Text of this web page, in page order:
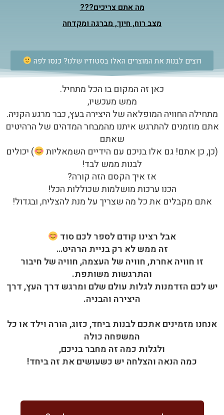
מה אתם צריכים???
מצב רוח, חיוך, מברגה ומקדחה
רוצים לבנות את המוצרים האלו בסטודיו שלנו? כנסו לפה
כאן זה המקום בו הכל מתחיל.
ממש מעכשיו,
מתחילה החוויה המופלאה של היצירה בעץ, כבר מרגע הקניה.
אתם מוזמנים להתרגש איתנו מהמבחר המדהים של הרהיטים
שאתם
(כן, כן אתם! גם אלו בניכם עם הידיים השמאליות
) יכולים
לבנות ממש לבד!
אז איך הקסם הזה קורה?
הכנו ערכות מושלמות שכוללות הכל!
אתם מקבלים את כל מה שצריך על מנת להצליח, ובגדול!
אבל רצינו קודם לספר לכם סוד
זה ממש לא רק בניית הרהיט…
זו חוויה אחרת, חוויה של העצמה, חוויה של חיבור
והתרגשות משותפת.
יש לכם הזדמנות לגלות עולם שלם ומרגש דרך העץ, דרך
היצירה והבניה.
אנחנו מזמינים אתכם לבנות ביחד, כזוג, הורה וילד או כל
המשפחה כולה
ולגלות כמה זה מחבר בניכם,
כמה הנאה והצלחה יש כשעושים את זה ביחד!